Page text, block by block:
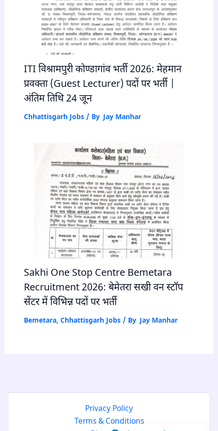
ITI विश्रामपुरी कोण्डागांव भर्ती 2026: मेहमान
प्रवक्ता (Guest Lecturer) पदों पर भर्ती |
अंतिम तिथि 24 जून
Chhattisgarh Jobs/ By Jay Manhar
Sakhi One Stop Centre Bemetara
Recruitment 2026: बेमेतरा सखी वन स्टॉप
सेंटर में विभिन्न पदों पर भर्ती
Bemetara, Chhattisgarh Jobs/ By Jay Manhar
Privacy Policy
Terms & Conditions